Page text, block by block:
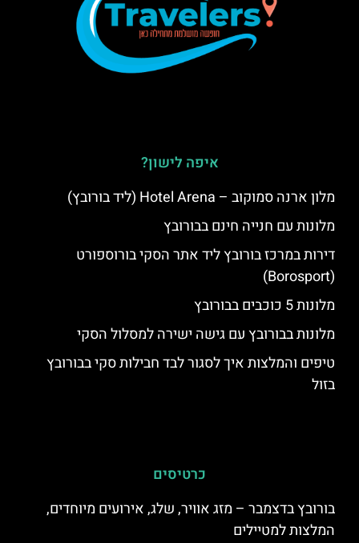
איפה לישון?
מלון ארנה סמוקוב – Hotel Arena (ליד בורובץ)
מלונות עם חנייה חינם בבורובץ
דירות במרכז בורובץ ליד אתר הסקי בורוספורט
(Borosport)
מלונות 5 כוכבים בבורובץ
מלונות בבורובץ עם גישה ישירה למסלול הסקי
טיפים והמלצות איך לסגור לבד חבילות סקי בבורובץ
בזול
כרטיסים
בורובץ בדצמבר – מזג אוויר, שלג, אירועים מיוחדים,
המלצות למטיילים